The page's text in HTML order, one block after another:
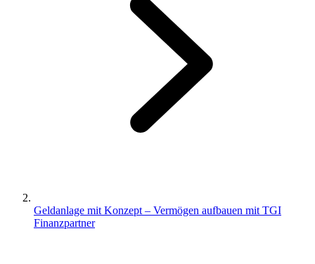
Geldanlage mit Konzept – Vermögen aufbauen mit TGI
Finanzpartner